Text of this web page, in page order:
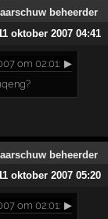
oktober 2007 04:41
om 02:01: ▶
oktober 2007 05:20
om 02:01: ▶